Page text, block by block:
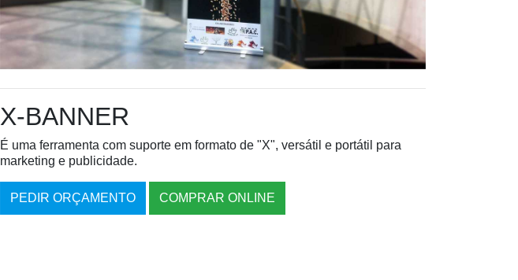
X-BANNER
É uma ferramenta com suporte em formato de "X", versátil e portátil para
marketing e publicidade.
PEDIR ORÇAMENTO COMPRAR ONLINE